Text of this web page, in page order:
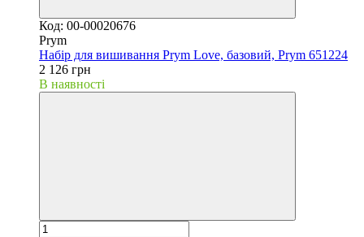
Код: 00-00020676
Prym
Набір для вишивання Prym Love, базовий, Prym 651224
2 126 грн
В наявності